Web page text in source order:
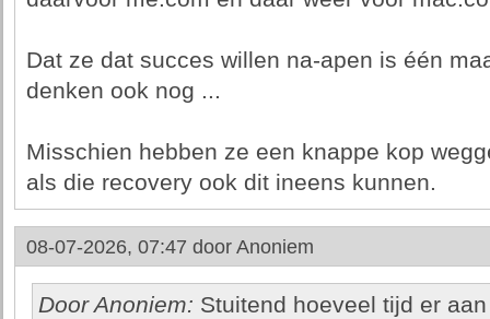
Dat ze dat succes willen na-apen is één
denken ook nog ...
Misschien hebben ze een knappe kop
als die recovery ook dit ineens kunnen.
08-07-2026, 07:47 door Anoniem
Door Anoniem: Stuitend hoeveel tijd er